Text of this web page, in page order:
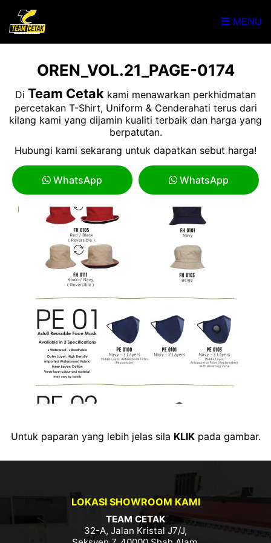
MENU
OREN_VOL.21_PAGE-0174
Di Team Cetak kami menawarkan perkhidmatan
percetakan T-Shirt, Uniform & Cenderahati terus dari
kilang kami yang dijamin kualiti terbaik dan harga yang
berpatutan.
Hubungi kami sekarang untuk dapatkan sebut harga!
WhatsApp WhatsApp
Untuk paparan yang lebih jelas sila KLIKpada gambar.
LOKASI SHOWROOM KAMI
TEAM CETAK
32-A, Jalan Kristal J7/J,